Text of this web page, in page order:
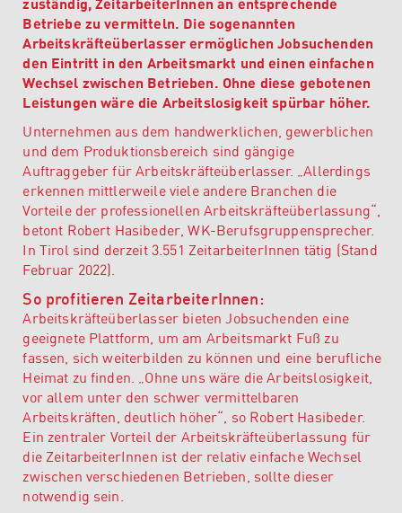
Betriebe zu vermitteln. Die sogenannten
Arbeitskräfteüberlasser ermöglichen Jobsuchenden
den Eintritt in den Arbeitsmarkt und einen einfachen
Wechsel zwischen Betrieben. Ohne diese gebotenen
Leistungen wäre die Arbeitslosigkeit spürbar höher.
Unternehmen aus dem handwerklichen, gewerblichen
und dem Produktionsbereich sind gängige
Auftraggeber für Arbeitskräfteüberlasser. „Allerdings
erkennen mittlerweile viele andere Branchen die
Vorteile der professionellen Arbeitskräfteüberlassung“,
betont Robert Hasibeder, WK-Berufsgruppensprecher.
In Tirol sind derzeit 3.551 ZeitarbeiterInnen tätig (Stand
Februar 2022).
So profitieren ZeitarbeiterInnen:
Arbeitskräfteüberlasser bieten Jobsuchenden eine
geeignete Plattform, um am Arbeitsmarkt Fuß zu
fassen, sich weiterbilden zu können und eine berufliche
Heimat zu finden. „Ohne uns wäre die Arbeitslosigkeit,
vor allem unter den schwer vermittelbaren
Arbeitskräften, deutlich höher“, so Robert Hasibeder.
Ein zentraler Vorteil der Arbeitskräfteüberlassung für
die ZeitarbeiterInnen ist der relativ einfache Wechsel
zwischen verschiedenen Betrieben, sollte dieser
notwendig sein.